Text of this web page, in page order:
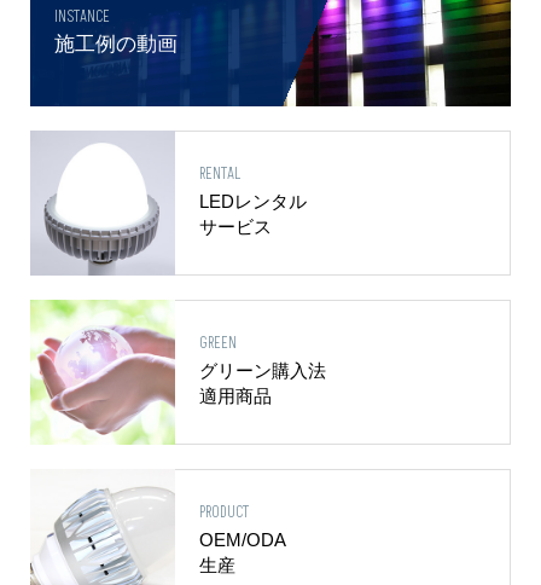
INSTANCE
施工例の動画
RENTAL
LEDレンタル
サービス
GREEN
グリーン購入法
適用商品
PRODUCT
OEM/ODA
生産